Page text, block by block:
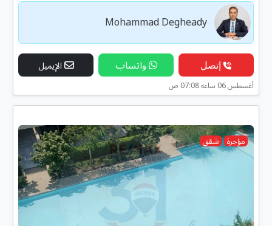
Mohammad Degheady
إتصل واتساب الإيميل
أغسطس 06 ساعه 07:08 ص
مؤجرة شقق